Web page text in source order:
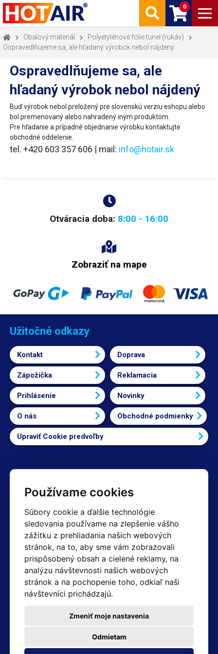
Používame cookies
Súbory cookie a ďalšie technológie
sledovania používame na zlepšenie vášho
zážitku z prehliadania našich webových
stránok, na to, aby sme vám zobrazovali
prispôsobený obsah a cielené reklamy, na
analýzu návštevnosti našich webových
stránok a na pochopenie toho, odkiaľ naši
návštevníci prichádzajú.
Odmietam
Zmeniť moje nastavenia
0
Obalový materiál
Polyetylénové fólie tunel (rukáv)
Ospravedlňujeme sa, ale hľadaný výrobok nebol nájdený
Ospravedlňujeme sa, ale
hľadaný výrobok nebol nájdený
Buď výrobok nebol preložený pre slovenskú verziu eshopu alebo
bol premenovaný alebo nahradený iným produktom.
Pre hľadanie a prípadné objednanie výrobku kontaktujte
obchodné oddelenie.
tel. +420 603 357 606 | mail: info@hotair.sk
Otváracia doba: 8:00 - 16:00
Zobraziť na mape
Užitočné odkazy
Kontakt Doprava
Zápožička Reklamacia
Prihlásenie Novinky
O nás Obchodné podmienky
Upraviť Cookie predvoľby
Kontakty
+420 603 357 606 +420 605 234 204
info@hotair.cz
Fakturačné a expedičné oddelenie
+420 605 259 759 (Po–Pia: 7:30 – 15:00)
Technické oddelenie
+420 603 355 085 (Po–Pia: 8:00 – 16:00)
servis@hotair.cz
Výdaj tovaru (Ostrava): Po-Pia: 8:00 - 16:00
Platba len v hotovosti